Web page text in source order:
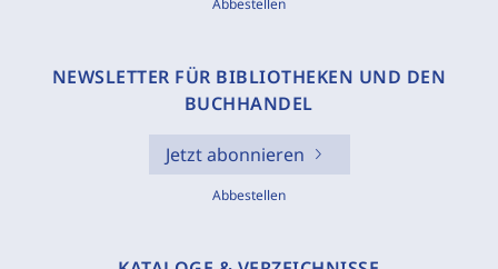
NEWSLETTER FÜR BIBLIOTHEKEN UND DEN
BUCHHANDEL
Jetzt abonnieren
Abbestellen